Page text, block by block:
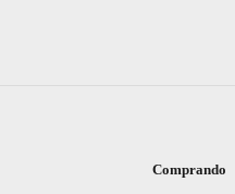
Comprando